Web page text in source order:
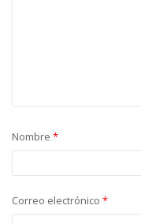
Nombre *
Correo electrónico *